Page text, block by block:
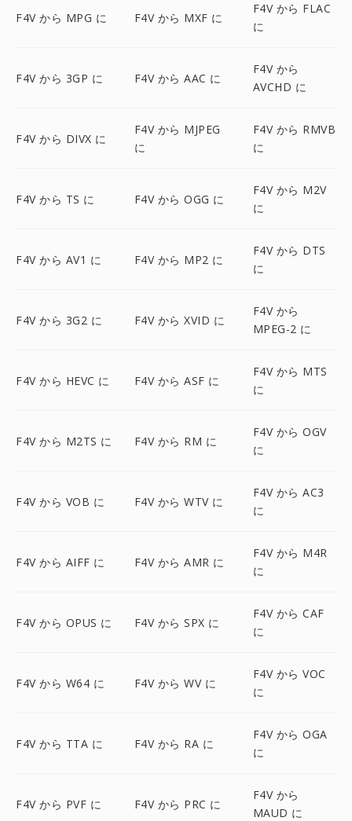
F4V から MPG に F4V から MXF に
F4V から FLAC
に
F4V から 3GP に F4V から AAC に
F4V から
AVCHD に
F4V から DIVX に
F4V から MJPEG
に
F4V から RMVB
に
F4V から TS に F4V から OGG に
F4V から M2V
に
F4V から AV1 に F4V から MP2 に
F4V から DTS
に
F4V から 3G2 に F4V から XVID に
F4V から
MPEG-2 に
F4V から HEVC に F4V から ASF に
F4V から MTS
に
F4V から M2TS に F4V から RM に
F4V から OGV
に
F4V から VOB に F4V から WTV に
F4V から AC3
に
F4V から AIFF に F4V から AMR に
F4V から M4R
に
F4V から OPUS に F4V から SPX に
F4V から CAF
に
F4V から W64 に F4V から WV に
F4V から VOC
に
F4V から TTA に F4V から RA に
F4V から OGA
に
F4V から PVF に F4V から PRC に
F4V から
MAUD に